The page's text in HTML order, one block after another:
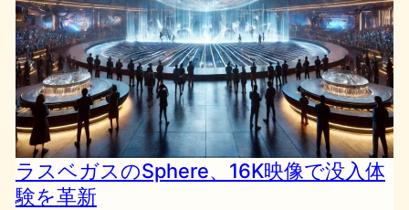
ラスベガスのSphere、16K映像で没入体
験を革新